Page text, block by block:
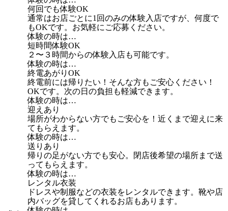
何回でも体験OK
通常はお店ごとに1回のみの体験入店ですが、何度で
もOKです。お気軽にご応募ください。
体験の時は…
短時間体験OK
２〜３時間からの体験入店も可能です。
体験の時は…
終電あがりOK
終電前には帰りたい！そんな方もご安心ください！
OKです。次の日の負担も軽減できます。
体験の時は…
迎えあり
場所がわからない方でもご安心を！近くまで迎えに来
てもらえます。
体験の時は…
送りあり
帰りの足がない方でも安心。閉店後希望の場所まで送
ってもらえます。
体験の時は…
レンタル衣装
ドレスや制服などの衣装をレンタルできます。靴や店
内バッグを貸してくれるお店もあります。